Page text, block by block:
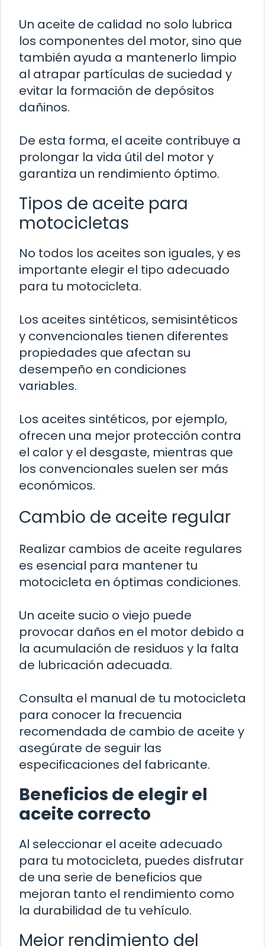
Un aceite de calidad no solo lubrica
los componentes del motor, sino que
también ayuda a mantenerlo limpio
al atrapar partículas de suciedad y
evitar la formación de depósitos
dañinos.
De esta forma, el aceite contribuye a
prolongar la vida útil del motor y
garantiza un rendimiento óptimo.
Tipos de aceite para
motocicletas
No todos los aceites son iguales, y es
importante elegir el tipo adecuado
para tu motocicleta.
Los aceites sintéticos, semisintéticos
y convencionales tienen diferentes
propiedades que afectan su
desempeño en condiciones
variables.
Los aceites sintéticos, por ejemplo,
ofrecen una mejor protección contra
el calor y el desgaste, mientras que
los convencionales suelen ser más
económicos.
Cambio de aceite regular
Realizar cambios de aceite regulares
es esencial para mantener tu
motocicleta en óptimas condiciones.
Un aceite sucio o viejo puede
provocar daños en el motor debido a
la acumulación de residuos y la falta
de lubricación adecuada.
Consulta el manual de tu motocicleta
para conocer la frecuencia
recomendada de cambio de aceite y
asegúrate de seguir las
especificaciones del fabricante.
Beneficios de elegir el
aceite correcto
Al seleccionar el aceite adecuado
para tu motocicleta, puedes disfrutar
de una serie de beneficios que
mejoran tanto el rendimiento como
la durabilidad de tu vehículo.
Mejor rendimiento del